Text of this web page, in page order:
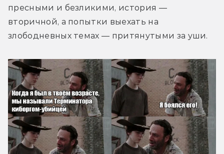
пресными и безликими, история —
вторичной, а попытки выехать на
злободневных темах — притянутыми за уши.